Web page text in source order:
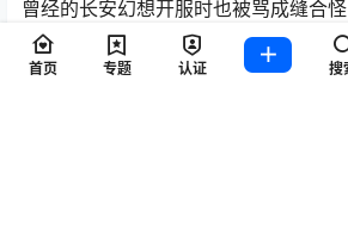
六、灵兽大冒险神兽和珍稀神兽有什
神兽有 孙悟空 精卫 画中仙。
首页 专题 认证 搜